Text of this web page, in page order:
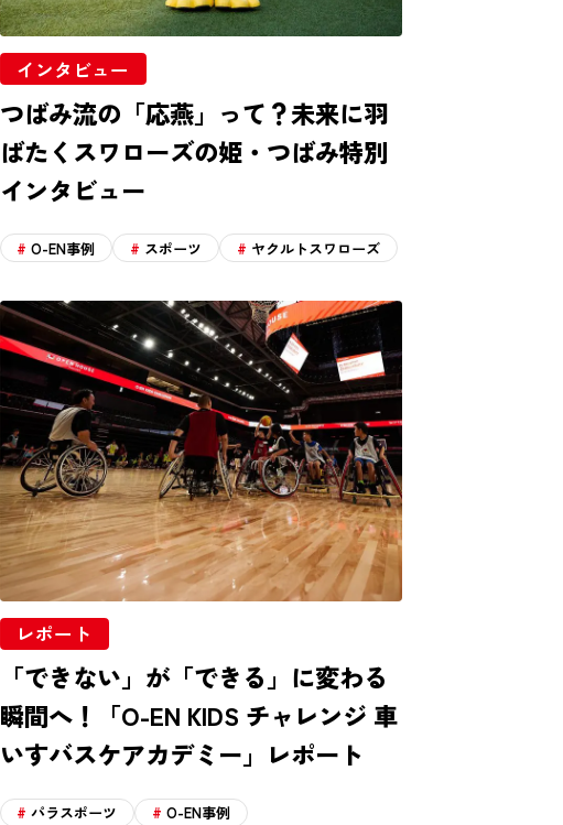
インタビュー
つばみ流の「応燕」って？未来に羽
ばたくスワローズの姫・つばみ特別
インタビュー
O-EN事例 スポーツ ヤクルトスワローズ
レポート
「できない」が「できる」に変わる
瞬間へ！「O-EN KIDS チャレンジ 車
いすバスケアカデミー」レポート
パラスポーツ O-EN事例